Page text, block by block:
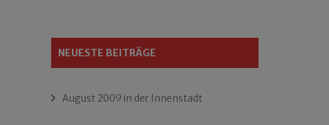
NEUESTE BEITRÄGE
August 2009 in der Innenstadt